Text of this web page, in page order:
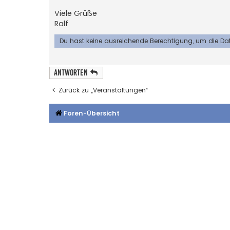
Viele Grüße
Ralf
Du hast keine ausreichende Berechtigung, um die
Antworten
Zurück zu „Veranstaltungen“
Foren-Übersicht